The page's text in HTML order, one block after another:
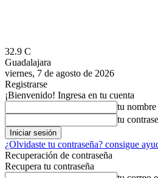
32.9 C
Guadalajara
viernes, 7 de agosto de 2026
Registrarse
¡Bienvenido! Ingresa en tu cuenta
tu
tu
¿Olvidaste tu contraseña? consigue
Recuperación de contraseña
Recupera tu contraseña